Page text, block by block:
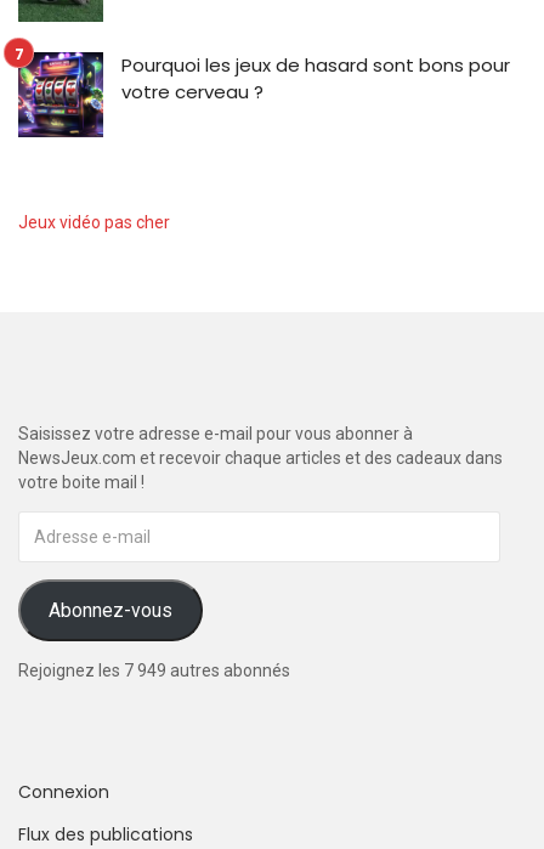
Pourquoi les jeux de hasard sont bons pour
votre cerveau ?
Jeux vidéo pas cher
Saisissez votre adresse e-mail pour vous abonner à
NewsJeux.com et recevoir chaque articles et des cadeaux dans
votre boite mail !
e-
Abonnez-vous
Rejoignez les 7 949 autres abonnés
Connexion
Flux des publications